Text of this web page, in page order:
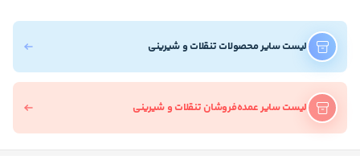
لیست سایر محصولات تنقلات و شیرینی
لیست سایر عمده‌فروشان تنقلات و شیرینی